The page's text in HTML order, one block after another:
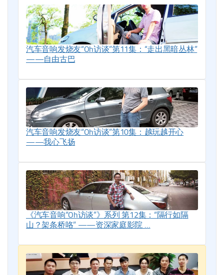
汽车音响发烧友“Oh访谈”第11集：“走出黑暗丛林”
——自由古巴
汽车音响发烧友“Oh访谈”第10集：越玩越开心
——我心飞扬
《汽车音响“Oh访谈”》系列 第12集：“隔行如隔
山？架条桥咯” ——资深家庭影院 …